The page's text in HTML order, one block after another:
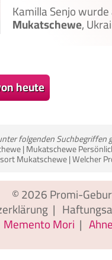
Kamilla Senjo
Mukatschewe,
heute
folgenden Suchbegriffen
| Mukatschewe
Mukatschewe | Welcher
© 2026Promi-
|
Memento Mori |